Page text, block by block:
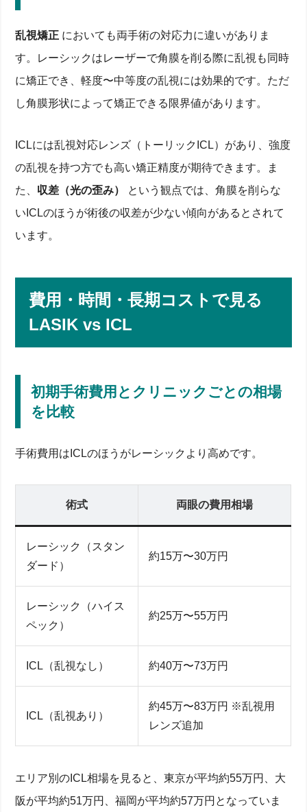
乱視矯正 においても両手術の対応力に違いがありま
す。レーシックはレーザーで角膜を削る際に乱視も同時
に矯正でき、軽度〜中等度の乱視には効果的です。ただ
し角膜形状によって矯正できる限界値があります。
ICLには乱視対応レンズ（トーリックICL）があり、強度
の乱視を持つ方でも高い矯正精度が期待できます。ま
た、 収差（光の歪み）
という観点では、角膜を削らな
いICLのほうが術後の収差が少ない傾向があるとされて
います。
費用・時間・長期コストで見る
LASIK vs ICL
初期手術費用とクリニックごとの相場
を比較
手術費用はICLのほうがレーシックより高めです。
術式 両眼の費用相場
レーシック（スタン
ダード）
約15万〜30万円
レーシック（ハイス
ペック）
約25万〜55万円
ICL（乱視なし） 約40万〜73万円
ICL（乱視あり）
約45万〜83万円 ※乱視用
レンズ追加
エリア別のICL相場を見ると、東京が平均約55万円、大
阪が平均約51万円、福岡が平均約57万円となっていま